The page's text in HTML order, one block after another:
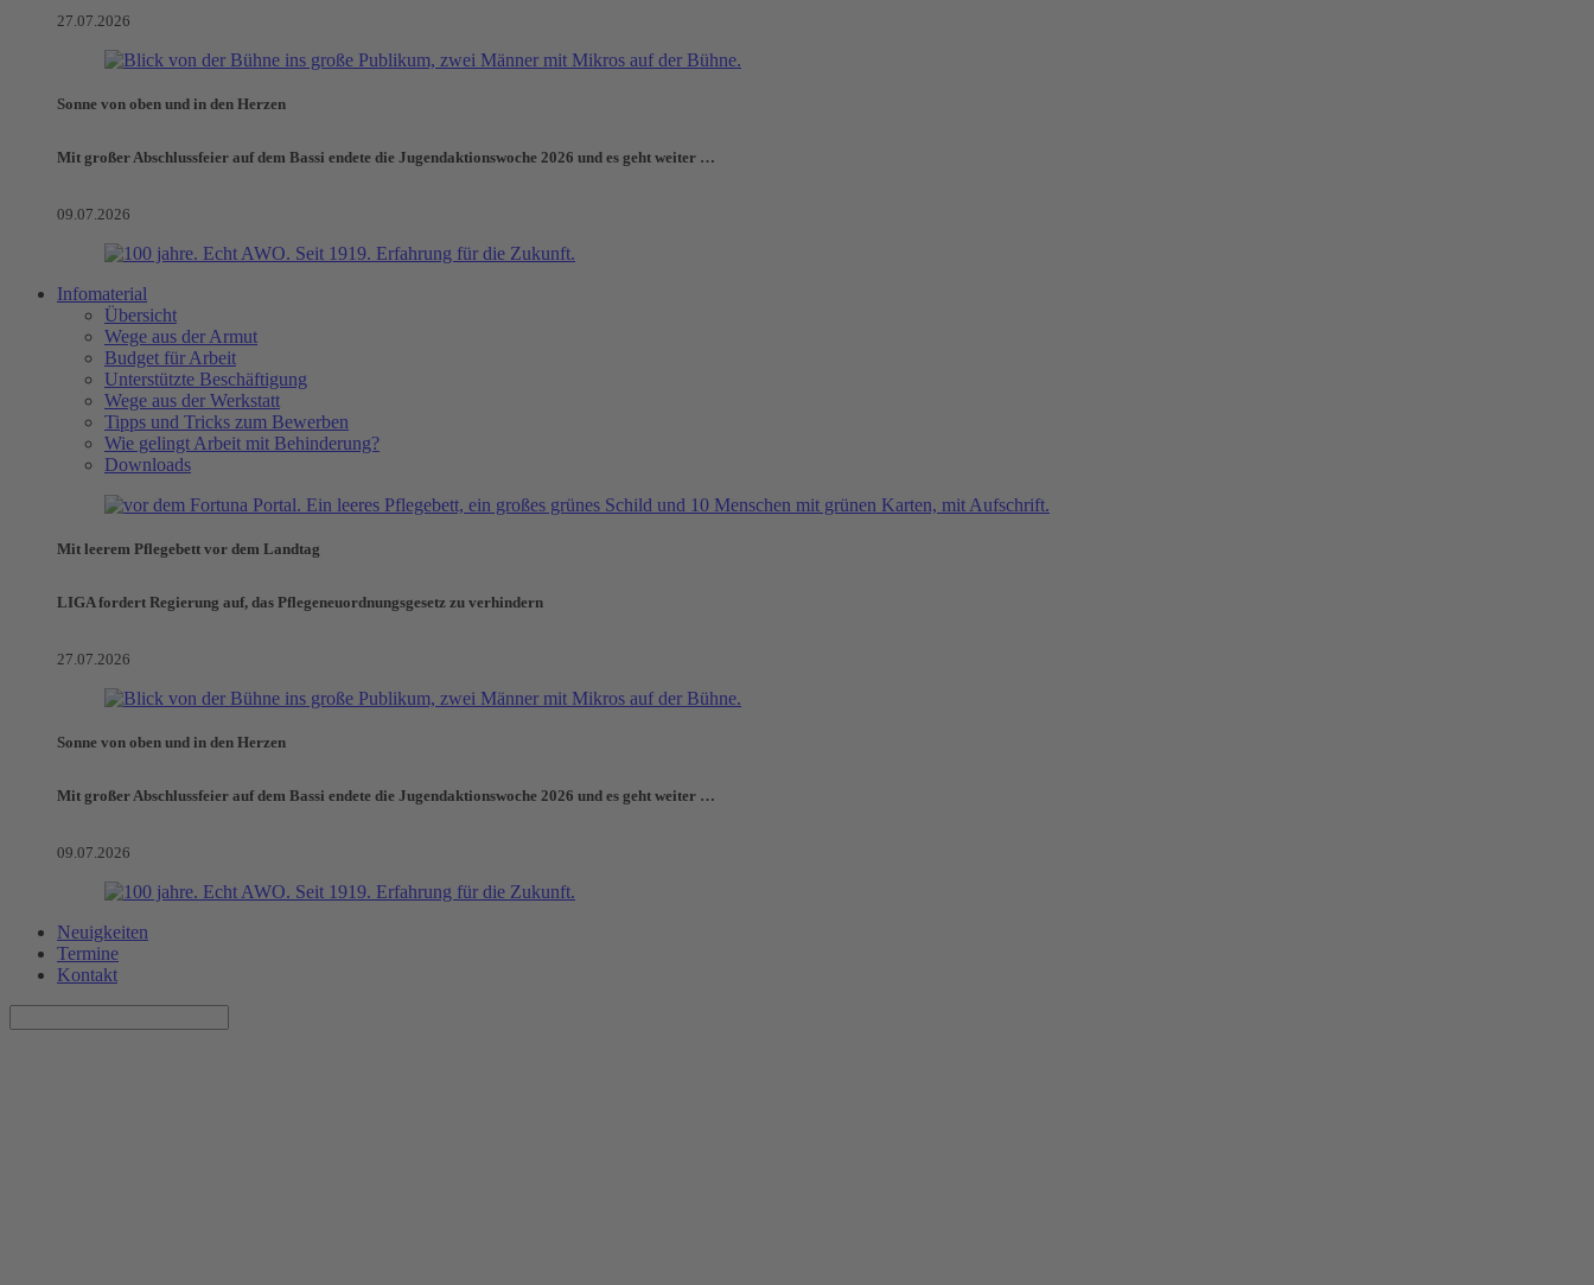
27.07.2026
Sonne von oben und in den Herzen
Mit großer Abschlussfeier auf dem Bassi endete die Jugendaktionswoche 2026 und es geht weiter …
09.07.2026
Infomaterial
Übersicht
Wege aus der Armut
Budget für Arbeit
Unterstützte Beschäftigung
Wege aus der Werkstatt
Tipps und Tricks zum Bewerben
Wie gelingt Arbeit mit Behinderung?
Downloads
Mit leerem Pflegebett vor dem Landtag
LIGA fordert Regierung auf, das Pflegeneuordnungsgesetz zu verhindern
27.07.2026
Sonne von oben und in den Herzen
Mit großer Abschlussfeier auf dem Bassi endete die Jugendaktionswoche 2026 und es geht weiter …
09.07.2026
Neuigkeiten
Termine
Kontakt